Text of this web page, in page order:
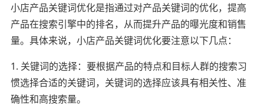
小店产品关键词优化是指通过对产品关键词的优化，提高
产品在搜索引擎中的排名，从而提升产品的曝光度和销售
量。具体来说，小店产品关键词优化要注意以下几点：
1. 关键词的选择：要根据产品的特点和目标人群的搜索习
惯选择合适的关键词，关键词的选择应该具有相关性、准
确性和高搜索量。